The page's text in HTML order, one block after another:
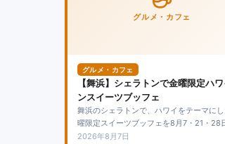
グルメ・カフェ
グルメ・カフェ
【舞浜】シェラトンで金曜限定ハ
ンスイーツブッフェ
舞浜のシェラトンで、ハワイをテーマに
曜限定スイーツブッフェを8月7・21・28
催。大人5,000円、4～12歳2,500円で、南
2026年8月7日